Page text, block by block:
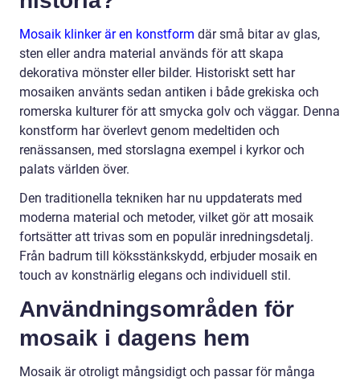
Mosaik klinker är en konstform där små bitar av glas,
sten eller andra material används för att skapa
dekorativa mönster eller bilder. Historiskt sett har
mosaiken använts sedan antiken i både grekiska och
romerska kulturer för att smycka golv och väggar. Denna
konstform har överlevt genom medeltiden och
renässansen, med storslagna exempel i kyrkor och
palats världen över.
Den traditionella tekniken har nu uppdaterats med
moderna material och metoder, vilket gör att mosaik
fortsätter att trivas som en populär inredningsdetalj.
Från badrum till köksstänkskydd, erbjuder mosaik en
touch av konstnärlig elegans och individuell stil.
Användningsområden för
mosaik i dagens hem
Mosaik är otroligt mångsidigt och passar för många